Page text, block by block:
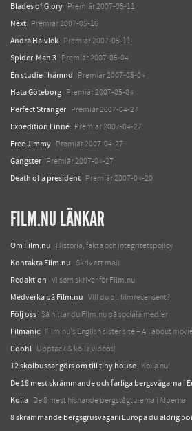
Blades of Glory Premiär 2007-05-11
Next Premiär 2007-05-16
Andra Halvlek Premiär 2007-05-11
Spider-Man 3 Premiär 2007-05-04
En studie i hämnd Premiär 2007-05-04
Hata Göteborg Premiär 2007-05-04
Perfect Stranger Premiär 2007-04-27
Expedition Linné Premiär 2007-04-27
Free Jimmy Premiär 2007-04-27
Gangster Premiär 2007-04-27
Death of a president Premiär 2007-04-20
FILM.NU LÄNKAR
Om Film.nu Historia, fakta och integritetspolicy
Kontakta Film.nu Skriv ett mail
Redaktion Vi som skriver för Film.nu
Medverka på Film.nu Vill du bli filmrecensent?
Följ oss Så hittar du Film.nu på sociala medier
Filmanic Film.nu's English sister site – All about
Coohl Upptäck & kolla videos!
12 skolbussar görs om till tiny house Kolla nu!
De 18 mest skrämmande och farliga bergsvägarna i
Kolla De 8 mest hisnande bergstågturerna i Alperna
8 skrämmande bergsgrusvägar i Europa du aldrig